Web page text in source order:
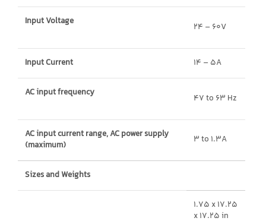
Input Voltage 24 – 60V
Input Current 14 – 5A
AC input frequency 47 to 63 Hz
AC input current range, AC power supply
(maximum)
3 to 1.3A
Sizes and Weights
1.75 x 17.25
x 17.25 in